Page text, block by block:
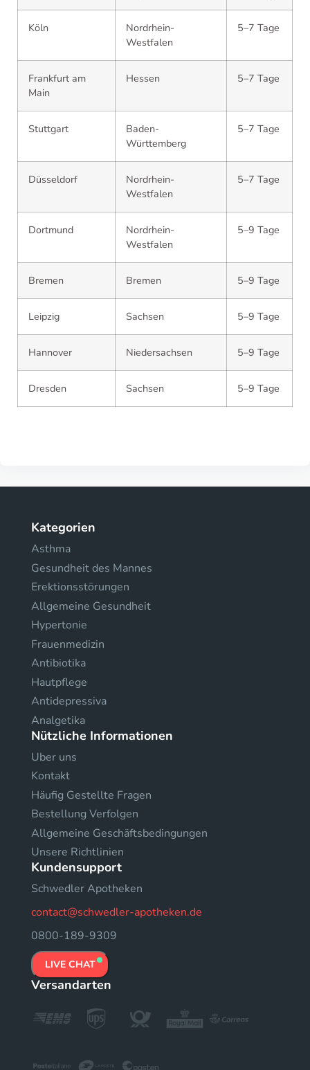
Köln
Nordrhein-
Westfalen
5–7 Tage
Frankfurt am
Main
Hessen 5–7 Tage
Stuttgart
Baden-
Württemberg
5–7 Tage
Düsseldorf
Nordrhein-
Westfalen
5–7 Tage
Dortmund
Nordrhein-
Westfalen
5–9 Tage
Bremen Bremen 5–9 Tage
Leipzig Sachsen 5–9 Tage
Hannover Niedersachsen 5–9 Tage
Dresden Sachsen 5–9 Tage
Kategorien
Asthma
Gesundheit des Mannes
Erektionsstörungen
Allgemeine Gesundheit
Hypertonie
Frauenmedizin
Antibiotika
Hautpflege
Antidepressiva
Analgetika
Nützliche Informationen
Uber uns
Kontakt
Häufig Gestellte Fragen
Bestellung Verfolgen
Allgemeine Geschäftsbedingungen
Unsere Richtlinien
Kundensupport
Schwedler Apotheken
contact@schwedler-apotheken.de
0800-189-9309
LIVE CHAT
Versandarten